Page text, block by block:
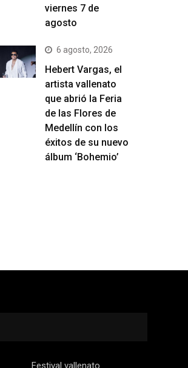
viernes 7 de
agosto
6 agosto, 2026
Hebert Vargas, el
artista vallenato
que abrió la Feria
de las Flores de
Medellín con los
éxitos de su nuevo
álbum ‘Bohemio’
Festival vallenato